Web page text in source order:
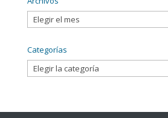
Archivos
Categorías
Categorías